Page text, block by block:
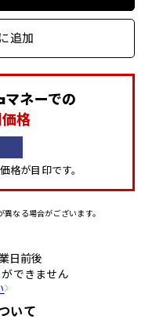
追加
ネーでの
格
格が目印です。
なる場合がございます。
日前後
できません
いて